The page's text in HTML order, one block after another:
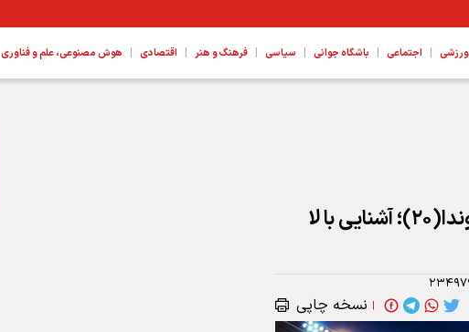
ورزشی | اجتماعی | باشگاه جوانی | سیاسی | فرهنگ و هنر | اقتصادی | هوش مصنوعی، علم و فناوری
ورزشکار جام شد
ویژه‌برنامه برنا برای جام جهانی ۲۰۲۶/تریوندا(۲۰)؛ آشنایی با لا
| نسخه چاپی